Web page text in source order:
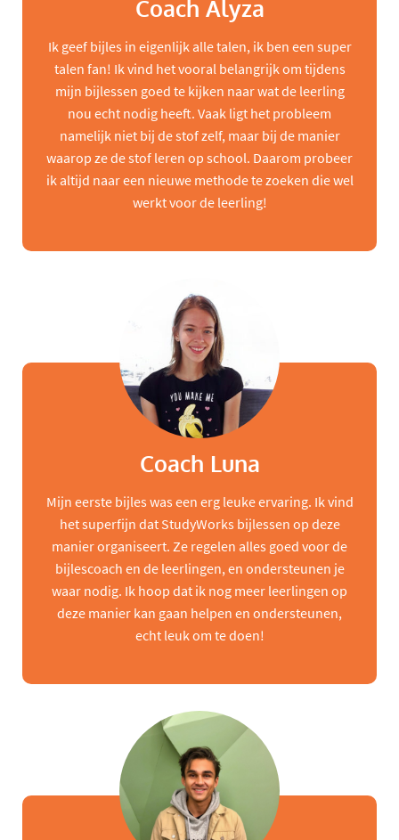
Coach Alyza
Ik geef bijles in eigenlijk alle talen, ik ben een super
talen fan! Ik vind het vooral belangrijk om tijdens
mijn bijlessen goed te kijken naar wat de leerling
nou echt nodig heeft. Vaak ligt het probleem
namelijk niet bij de stof zelf, maar bij de manier
waarop ze de stof leren op school. Daarom probeer
ik altijd naar een nieuwe methode te zoeken die wel
werkt voor de leerling!
Coach Luna
Mijn eerste bijles was een erg leuke ervaring. Ik vind
het superfijn dat StudyWorks bijlessen op deze
manier organiseert. Ze regelen alles goed voor de
bijlescoach en de leerlingen, en ondersteunen je
waar nodig. Ik hoop dat ik nog meer leerlingen op
deze manier kan gaan helpen en ondersteunen,
echt leuk om te doen!